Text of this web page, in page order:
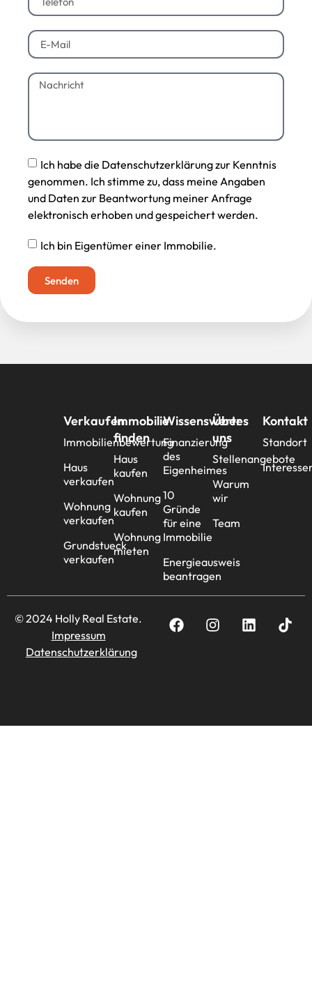
Ich habe die Datenschutzerklärung zur Kenntnis
genommen. Ich stimme zu, dass meine Angaben
und Daten zur Beantwortung meiner Anfrage
elektronisch erhoben und gespeichert werden.
Ich bin Eigentümer einer Immobilie.
Senden
Verkaufen
Immobilienbewertung
Haus
verkaufen
Wohnung
verkaufen
Grundstueck
verkaufen
Immobilie
finden
Haus
kaufen
Wohnung
kaufen
Wohnung
mieten
Wissenswertes
Finanzierung
des
Eigenheimes
10
Gründe
für eine
Immobilie
Energieausweis
beantragen
Über
uns
Stellenangebote
Warum
wir
Team
Kontakt
Standort
© 2024 Holly Real Estate.
Impressum
Datenschutzerklärung